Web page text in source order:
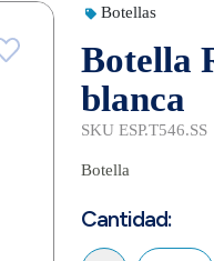
Botellas
Botella
blanca
SKU ESP.T546.SS
Botella
Cantidad: